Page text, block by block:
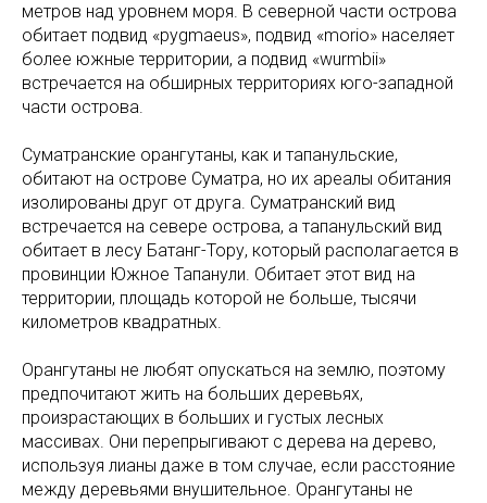
метров над уровнем моря. В северной части острова
обитает подвид «pygmaeus», подвид «morio» населяет
более южные территории, а подвид «wurmbii»
встречается на обширных территориях юго-западной
части острова.
Суматранские орангутаны, как и тапанульские,
обитают на острове Суматра, но их ареалы обитания
изолированы друг от друга. Суматранский вид
встречается на севере острова, а тапанульский вид
обитает в лесу Батанг-Тору, который располагается в
провинции Южное Тапанули. Обитает этот вид на
территории, площадь которой не больше, тысячи
километров квадратных.
Орангутаны не любят опускаться на землю, поэтому
предпочитают жить на больших деревьях,
произрастающих в больших и густых лесных
массивах. Они перепрыгивают с дерева на дерево,
используя лианы даже в том случае, если расстояние
между деревьями внушительное. Орангутаны не